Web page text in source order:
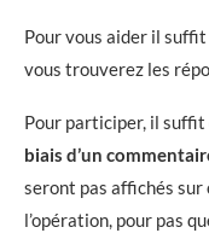
Pour vous aider il
vous trouverez les
Pour participer, il suffit
biais d’un
seront pas affichés
l’opération, pour pas